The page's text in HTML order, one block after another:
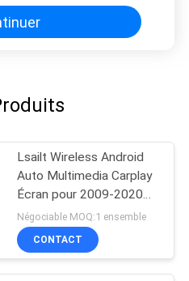
Lsailt Wireless Android
Auto Multimedia Carplay
Écran pour 2009-2020
Nissan GT Edition Nismo
Coupe Roadster 370Z
Négociable MOQ:1 ensemble
CONTACT